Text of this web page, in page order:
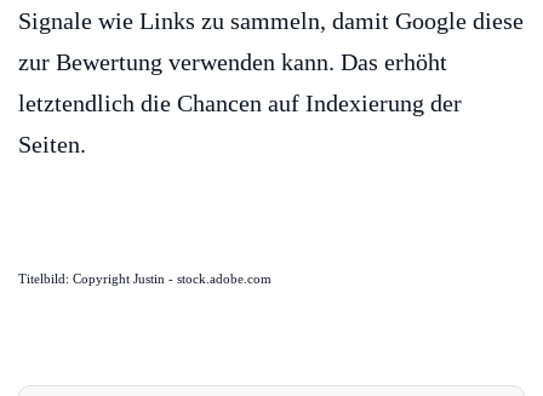
Signale wie Links zu sammeln, damit Google diese
zur Bewertung verwenden kann. Das erhöht
letztendlich die Chancen auf Indexierung der
Seiten.
Titelbild: Copyright Justin - stock.adobe.com